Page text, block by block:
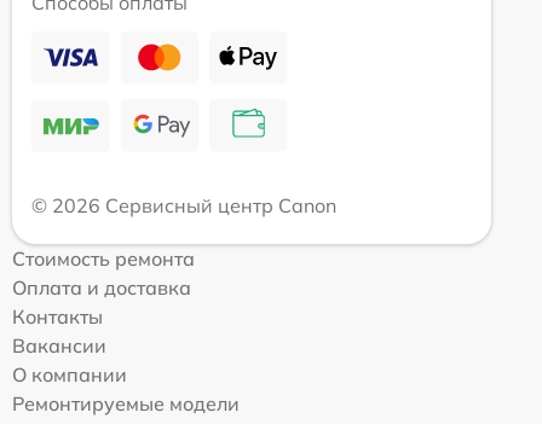
© 2026 Сервисный центр Canon
Стоимость ремонта
Оплата и доставка
Контакты
Вакансии
О компании
Ремонтируемые модели